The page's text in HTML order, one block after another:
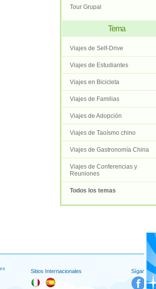
Tour Grupal
Tema
Viajes de Self-Drive
Viajes de Estudiantes
Viajes en Bicicleta
Viajes de Familias
Viajes de Adopción
Viajes de Taoísmo chino
Viajes de Gastronomía China
Viajes de Conferencias y
Reuniones
Todos los temas
Síganos en
Sitios Internacionales